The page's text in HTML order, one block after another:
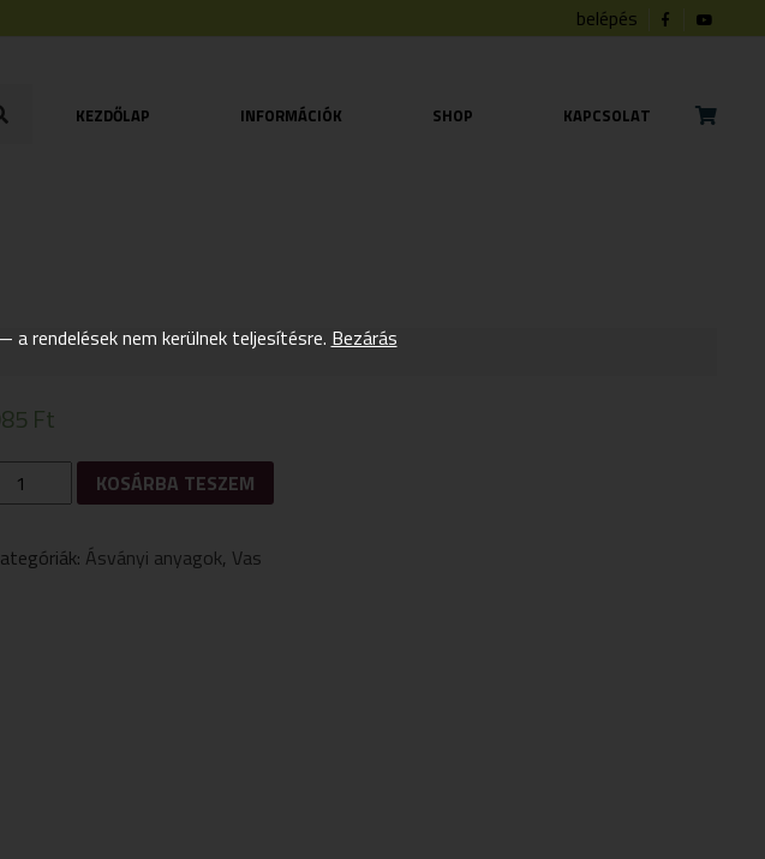
belépés
KEZDŐLAP INFORMÁCIÓK SHOP KAPCSOLAT
Ft
VITAMIN
KOSÁRBA TESZEM
Ásványi anyagok, Vas
rendelések nem kerülnek teljesítésre. Bezárás